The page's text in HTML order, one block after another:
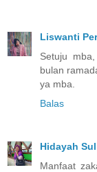
Liswanti
Setuju
bulan
ya mba.
Balas
Hidayah
Manfaat